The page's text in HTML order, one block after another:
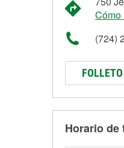
Cómo
(724)
Horario de